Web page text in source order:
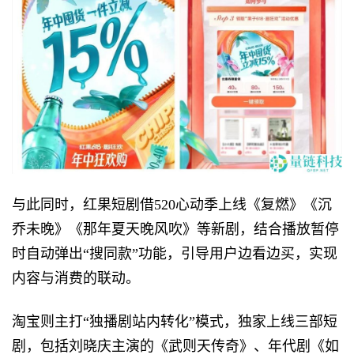
与此同时，红果短剧借520心动季上线《复燃》《沉
乔未晚》《那年夏天晚风吹》等新剧，结合播放暂停
时自动弹出“搜同款”功能，引导用户边看边买，实现
内容与消费的联动。
淘宝则主打“独播剧站内转化”模式，独家上线三部短
剧，包括刘晓庆主演的《武则天传奇》、年代剧《如